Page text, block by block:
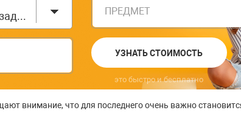
Выберите тип задания ПРЕДМЕТ
УЗНАТЬ СТОИМОСТЬ
это быстро и бесплатно
внимание, что для последнего очень важно